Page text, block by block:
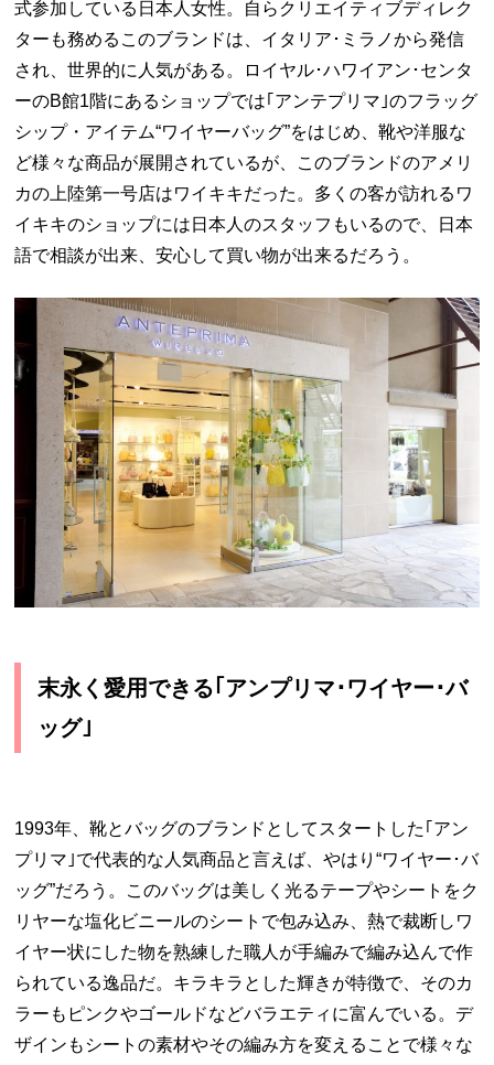
式参加している日本人女性。自らクリエイティブディレク
ターも務めるこのブランドは、イタリア･ミラノから発信
され、世界的に人気がある。ロイヤル･ハワイアン･センタ
ーのB館1階にあるショップでは｢アンテプリマ｣のフラッグ
シップ・アイテム“ワイヤーバッグ”をはじめ、靴や洋服な
ど様々な商品が展開されているが、このブランドのアメリ
カの上陸第一号店はワイキキだった。多くの客が訪れるワ
イキキのショップには日本人のスタッフもいるので、日本
語で相談が出来、安心して買い物が出来るだろう。
末永く愛用できる｢アンプリマ･ワイヤー･バ
ッグ｣
1993年、靴とバッグのブランドとしてスタートした｢アン
プリマ｣で代表的な人気商品と言えば、やはり“ワイヤー･バ
ッグ”だろう。このバッグは美しく光るテープやシートをク
リヤーな塩化ビニールのシートで包み込み、熱で裁断しワ
イヤー状にした物を熟練した職人が手編みで編み込んで作
られている逸品だ。キラキラとした輝きが特徴で、そのカ
ラーもピンクやゴールドなどバラエティに富んでいる。デ
ザインもシートの素材やその編み方を変えることで様々な